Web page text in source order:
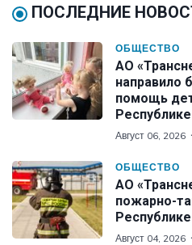
ПОСЛЕДНИЕ
ОБЩЕСТВО
АО
направило
помощь
Август 06, 2026
ОБЩЕСТВО
АО
пожарно-
Август 04, 2026